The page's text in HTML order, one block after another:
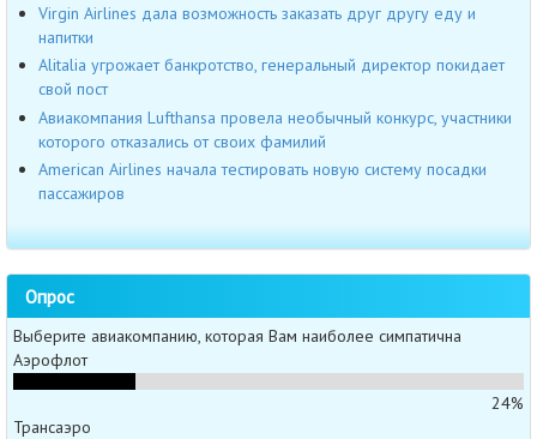
Virgin Airlines дала возможность заказать друг другу еду и
напитки
Alitalia угрожает банкротство, генеральный директор покидает
свой пост
Авиакомпания Lufthansa провела необычный конкурс, участники
которого отказались от своих фамилий
American Airlines начала тестировать новую систему посадки
пассажиров
Опрос
Выберите авиакомпанию, которая Вам наиболее симпатична
Аэрофлот
24%
Трансаэро